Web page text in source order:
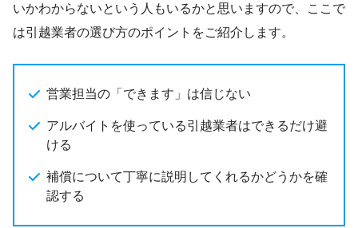
いかわからないという人もいるかと思いますので、ここで
は引越業者の選び方のポイントをご紹介します。
営業担当の「できます」は信じない
アルバイトを使っている引越業者はできるだけ避
ける
補償について丁寧に説明してくれるかどうかを確
認する